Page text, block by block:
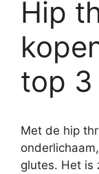
Hip
top 3
Met de hip
glutes. Het is